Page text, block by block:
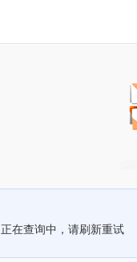
正在查询中，请刷新重试